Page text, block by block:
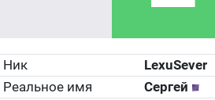
Ник
LexuSever
Реальное имя
Сергей